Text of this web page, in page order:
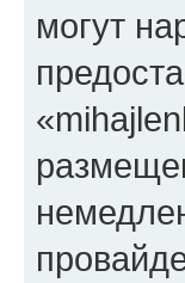
могут